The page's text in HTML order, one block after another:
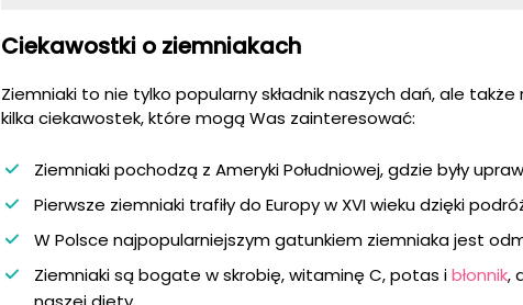
Ciekawostki o ziemniakach
Ziemniaki to nie tylko popularny składnik naszych dań, ale
kilka ciekawostek, które mogą Was zainteresować:
Ziemniaki pochodzą z Ameryki Południowej, gdzie były
Pierwsze ziemniaki trafiły do Europy w XVI wieku dzięki
W Polsce najpopularniejszym gatunkiem ziemniaka jest
Ziemniaki są bogate w skrobię, witaminę C, potas ibłonnik,